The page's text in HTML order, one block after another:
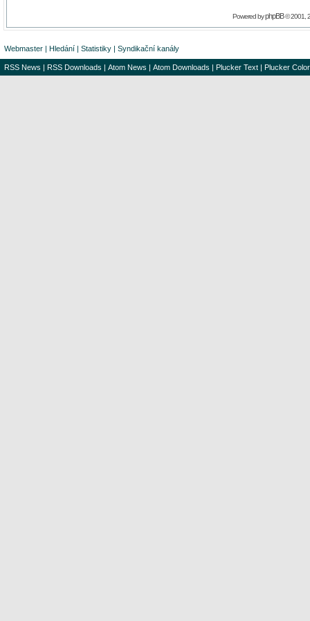
Powered byphpBB© 2001,
Webmaster | Hledání | Statistiky | Syndikační kanály
RSS News | RSS Downloads | Atom News | Atom Downloads | Plucker Text | Plucker Color